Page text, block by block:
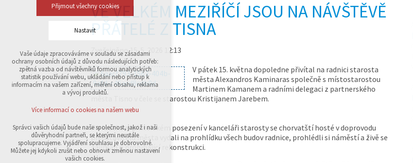
VE VELKÉM MEZIŘÍČÍ JSOU NA NÁVŠTĚVĚ
PŘÁTELÉ Z TISNA
Zveřejněno 15. 5. 2026 12:13
V pátek 15. května dopoledne přivítal na radnici starosta
města Alexandros Kaminaras společně s místostarostou
Martinem Kamanem a radními delegaci z partnerského
města Tisno v čele se starostou Kristijanem Jarebem.
Po krátkém přátelském posezení v kanceláři starosty se chorvatští hosté v doprovodu
představitelů města vydali na prohlídku všech budov radnice, prohlédli si náměstí a živě se
zajímali o probíhající rekonstrukci.
Přijmout všechny cookies
Nastavit
Technická cookies
nutná pro provozování webu
udržení kontextu stránek (session): případná
přihlášení, volby jazyka, apod.
analytická pro anonymizované vyhodnocení
návštěvnosti
marketingová cookies (Google,Sklik)
Více informací o cookies na našem webu
Vaše údaje zpracováváme v souladu se zásadami
ochrany osobních údajů z důvodu následujících potřeb:
zpětná vazba od návštěvníků formou analytických
statistik používání webu, ukládání nebo přístup k
informacím na vašem zařízení, měření obsahu, reklama
a vývoj produktů.
Více informací o cookies na našem webu
Správci vašich údajů bude naše společnost, jakož i naši
důvěryhodní partneři, se kterými neustále
spolupracujeme. Vyjádření souhlasu je dobrovolné.
Můžete jej kdykoli zrušit nebo obnovit změnou nastavení
vašich cookies.